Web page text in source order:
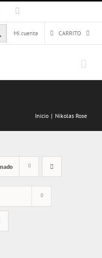
Instagram
búsqueda
Mi cuenta
CARRITO
Inicio Nikolas Rose